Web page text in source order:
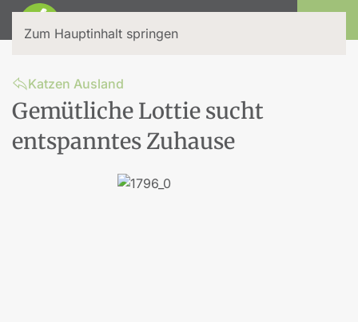
Zum Hauptinhalt springen
Katzen Ausland
Gemütliche Lottie sucht
entspanntes Zuhause